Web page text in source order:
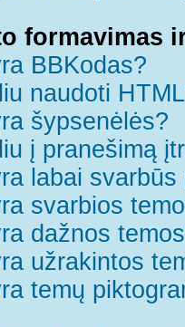
formavimas
BBKodas?
naudoti
šypsenėlės?
į pranešimą
labai svarbūs
svarbios
dažnos
užrakintos
temų